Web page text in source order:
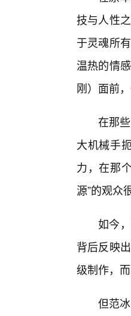
技与人性
于灵魂所
温热的情
刚）面前
在那
大机械手
力，在那
源”的观众
如今
背后反映
级制作，
但范